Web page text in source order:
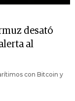
desató
al
con Bitcoin y